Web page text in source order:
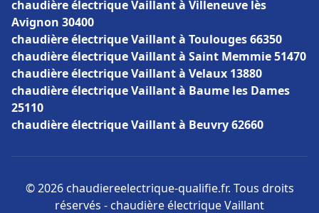
chaudière électrique Vaillant à Villeneuve lès
Avignon 30400
chaudière électrique Vaillant à Toulouges 66350
chaudière électrique Vaillant à Saint Memmie 51470
chaudière électrique Vaillant à Velaux 13880
chaudière électrique Vaillant à Baume les Dames
25110
chaudière électrique Vaillant à Beuvry 62660
© 2026 chaudiereelectrique-qualifie.fr. Tous droits
réservés - chaudière électrique Vaillant